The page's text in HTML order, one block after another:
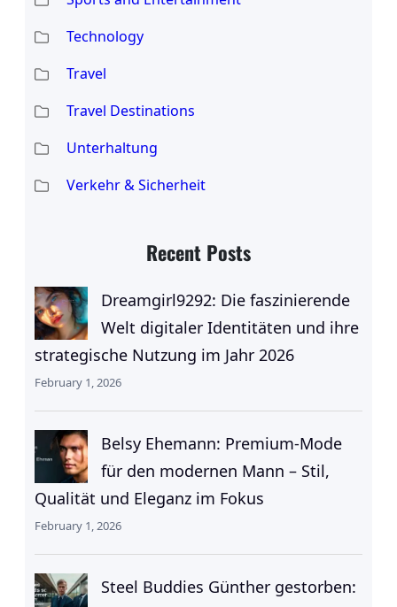
Technology
Travel
Travel Destinations
Unterhaltung
Verkehr & Sicherheit
Recent Posts
Dreamgirl9292: Die faszinierende
Welt digitaler Identitäten und ihre
strategische Nutzung im Jahr 2026
February 1, 2026
Belsy Ehemann: Premium-Mode
für den modernen Mann – Stil,
Qualität und Eleganz im Fokus
February 1, 2026
Steel Buddies Günther gestorben: